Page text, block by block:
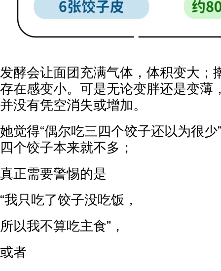
发酵会让面团充满气体，体积变大；
存在感变小。可是无论变胖还是变薄
并没有凭空消失或增加。
她觉得“偶尔吃三四个饺子还以为很
四个饺子本来就不多；
真正需要警惕的是
“我只吃了饺子没吃饭，
所以我不算吃主食”，
或者